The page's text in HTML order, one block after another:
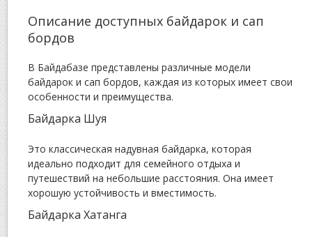
Описание доступных байдарок и сап
бордов
В Байдабазе представлены различные модели
байдарок и сап бордов, каждая из которых имеет свои
особенности и преимущества.
Байдарка Шуя
Это классическая надувная байдарка, которая
идеально подходит для семейного отдыха и
путешествий на небольшие расстояния. Она имеет
хорошую устойчивость и вместимость.
Байдарка Хатанга